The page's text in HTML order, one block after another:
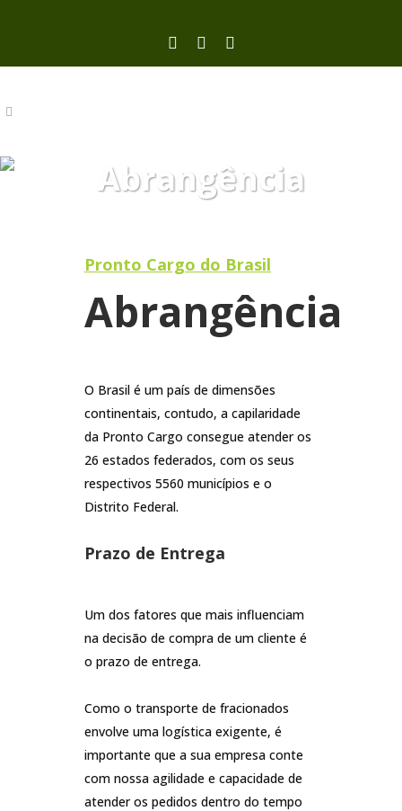
Abrangência
Pronto Cargo do Brasil
Abrangência
O Brasil é um país de dimensões
continentais, contudo, a capilaridade
da Pronto Cargo consegue atender os
26 estados federados, com os seus
respectivos 5560 municípios e o
Distrito Federal.
Prazo de Entrega
Um dos fatores que mais influenciam
na decisão de compra de um cliente é
o prazo de entrega.
Como o transporte de fracionados
envolve uma logística exigente, é
importante que a sua empresa conte
com nossa agilidade e capacidade de
atender os pedidos dentro do tempo